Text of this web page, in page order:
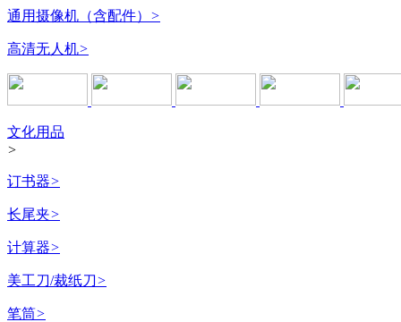
通用摄像机（含配件） >
高清无人机>
文化用品
>
订书器>
长尾夹>
计算器>
美工刀/裁纸刀>
笔筒>